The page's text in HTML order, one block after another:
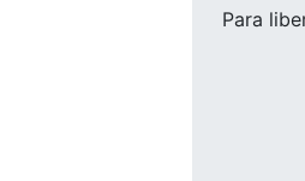
Para